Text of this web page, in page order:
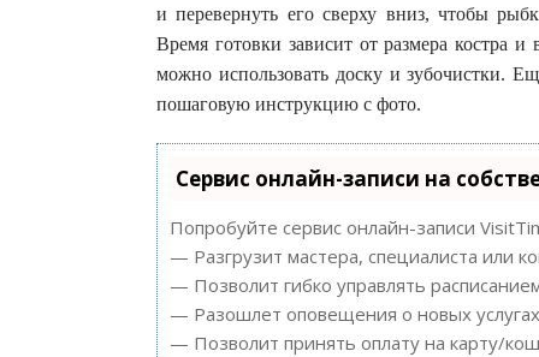
и перевернуть его сверху вниз, чтобы
Время готовки зависит от размера костра
можно использовать доску и зубочистки.
пошаговую инструкцию с фото.
Сервис онлайн-записи на
Попробуйте сервис онлайн-записи
— Разгрузит мастера, специалиста или
— Позволит гибко управлять
— Разошлет оповещения о новых
— Позволит принять оплату на карту/